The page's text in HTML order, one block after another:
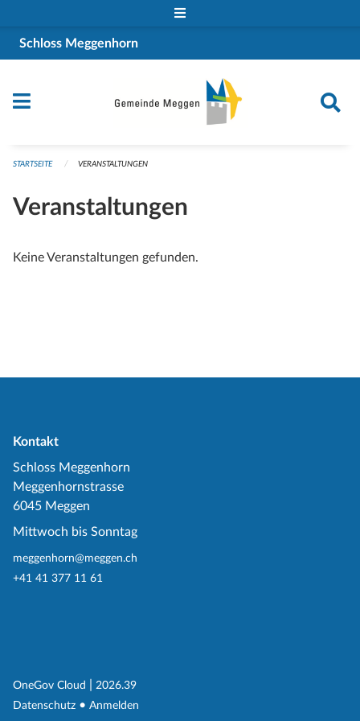
Schloss Meggenhorn
STARTSEITE VERANSTALTUNGEN
Veranstaltungen
Keine Veranstaltungen gefunden.
Kontakt
Schloss Meggenhorn
Meggenhornstrasse
6045 Meggen
Mittwoch bis Sonntag
meggenhorn@meggen.ch
+41 41 377 11 61
OneGov Cloud (External Link)
2026.39
Datenschutz (External Link)
Anmelden